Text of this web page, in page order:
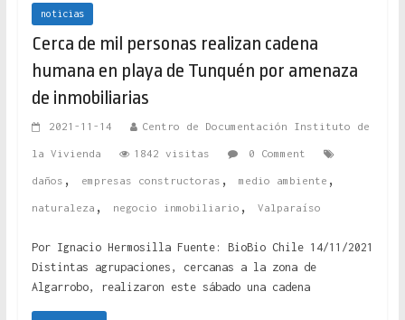
noticias
Cerca de mil personas realizan cadena
humana en playa de Tunquén por amenaza
de inmobiliarias
2021-11-14 Centro de Documentación Instituto de
la Vivienda 1842 visitas 0 Comment
daños , empresas constructoras , medio ambiente ,
naturaleza , negocio inmobiliario , Valparaíso
Por Ignacio Hermosilla Fuente: BioBio Chile 14/11/2021
Distintas agrupaciones, cercanas a la zona de
Algarrobo, realizaron este sábado una cadena